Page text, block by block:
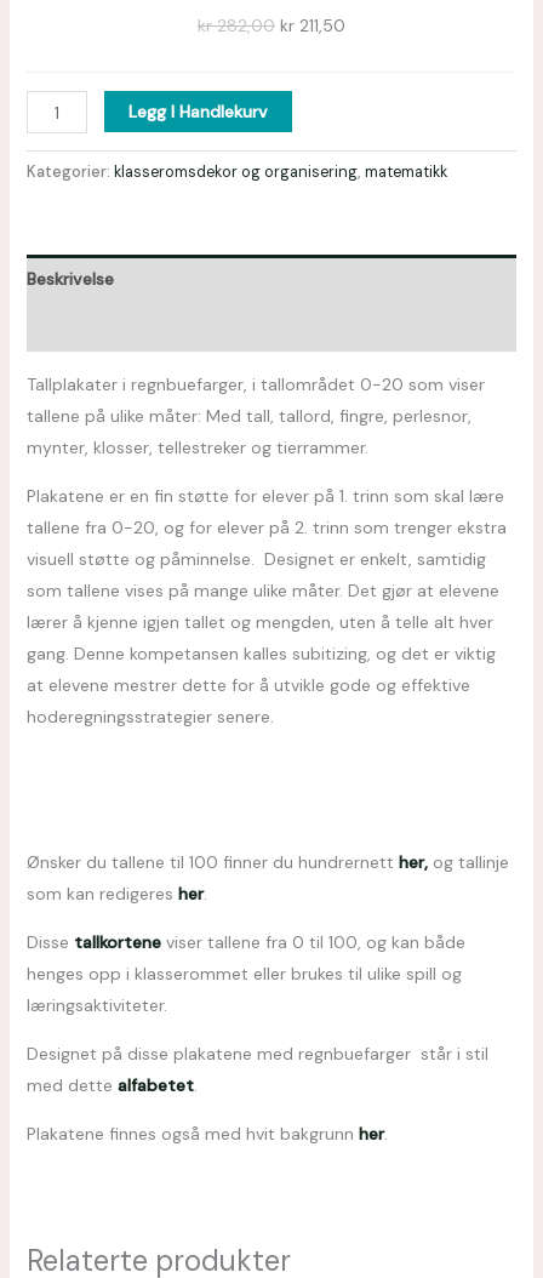
kr282,00 kr 211,50
Legg I Handlekurv
Kategorier: klasseromsdekor og organisering, matematikk
Beskrivelse
Tallplakater i regnbuefarger, i tallområdet 0-20 som viser
tallene på ulike måter: Med tall, tallord, fingre, perlesnor,
mynter, klosser, tellestreker og tierrammer.
Plakatene er en fin støtte for elever på 1. trinn som skal lære
tallene fra 0-20, og for elever på 2. trinn som trenger ekstra
visuell støtte og påminnelse. Designet er enkelt, samtidig
som tallene vises på mange ulike måter. Det gjør at elevene
lærer å kjenne igjen tallet og mengden, uten å telle alt hver
gang. Denne kompetansen kalles subitizing, og det er viktig
at elevene mestrer dette for å utvikle gode og effektive
hoderegningsstrategier senere.
Ønsker du tallene til 100 finner du hundrernett her,og tallinje
som kan redigeres her.
Disse tallkorteneviser tallene fra 0 til 100, og kan både
henges opp i klasserommet eller brukes til ulike spill og
læringsaktiviteter.
Designet på disse plakatene med regnbuefarger står i stil
med dette alfabetet.
Plakatene finnes også med hvit bakgrunn her.
Relaterte produkter